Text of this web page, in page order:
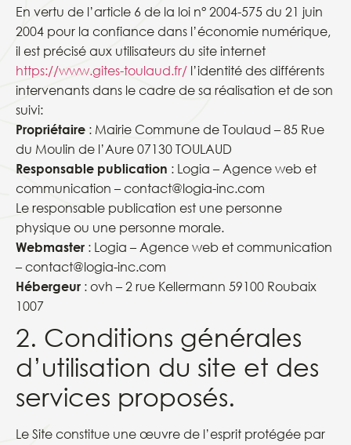
En vertu de l’article 6 de la loi n° 2004-575 du 21 juin
2004 pour la confiance dans l’économie numérique,
il est précisé aux utilisateurs du site internet
https://www.gites-toulaud.fr/ l’identité des différents
intervenants dans le cadre de sa réalisation et de son
suivi:
Propriétaire : Mairie Commune de Toulaud – 85 Rue
du Moulin de l’Aure 07130 TOULAUD
Responsable publication : Logia – Agence web et
communication – contact@logia-inc.com
Le responsable publication est une personne
physique ou une personne morale.
Webmaster : Logia – Agence web et communication
– contact@logia-inc.com
Hébergeur : ovh – 2 rue Kellermann 59100 Roubaix
1007
2. Conditions générales
d’utilisation du site et des
services proposés.
Le Site constitue une œuvre de l’esprit protégée par